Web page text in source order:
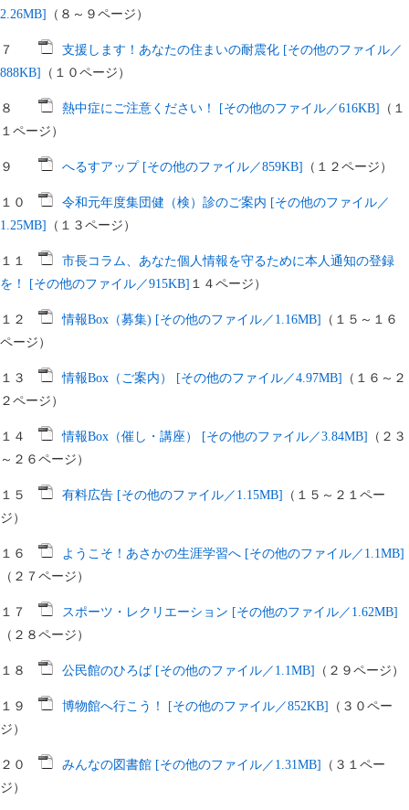
2.26MB]
（８～９ページ）
７
支援します！あなたの住まいの耐震化 [その他のファイル／
888KB]
（１０ページ）
８ 熱中症にご注意ください！ [その他のファイル／616KB]
（１
１ページ）
９ へるすアップ [その他のファイル／859KB] （１２ページ）
１０
令和元年度集団健（検）診のご案内 [その他のファイル／
1.25MB]
（１３ページ）
１１
市長コラム、あなた個人情報を守るために本人通知の登録
を！ [その他のファイル／915KB] １４ページ）
１２ 情報Box（募集) [その他のファイル／1.16MB]
（１５～１６
ページ）
１３ 情報Box（ご案内） [その他のファイル／4.97MB]
（１６～２
２ページ）
１４ 情報Box（催し・講座） [その他のファイル／3.84MB]
（２３
～２６ページ）
１５ 有料広告 [その他のファイル／1.15MB]
（１５～２１ペー
ジ）
１６
ようこそ！あさかの生涯学習へ [その他のファイル／1.1MB]
（２７ページ）
１７
スポーツ・レクリエーション [その他のファイル／1.62MB]
（２８ページ）
１８ 公民館のひろば [その他のファイル／1.1MB] （２９ページ）
１９ 博物館へ行こう！ [その他のファイル／852KB]
（３０ペー
ジ）
２０ みんなの図書館 [その他のファイル／1.31MB]
（３１ペー
ジ）